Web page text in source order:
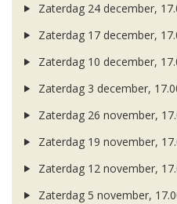
Zaterdag 24 december,
Zaterdag 17 december,
Zaterdag 10 december,
Zaterdag 3 december,
Zaterdag 26 november,
Zaterdag 19 november,
Zaterdag 12 november,
Zaterdag 5 november,